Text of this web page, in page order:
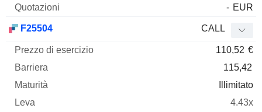
- EUR
F25504 CALL
110,52 €
115,42
Illimitato
4.43x